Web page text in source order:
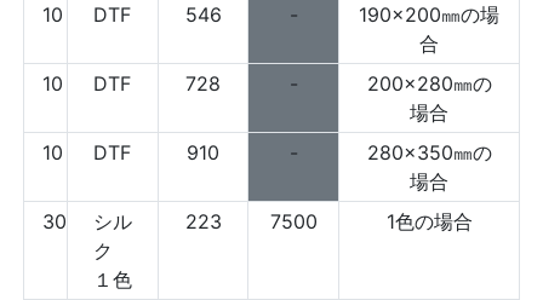
10
DTF 546 -
190×200㎜の場
合
10
DTF 728 -
200×280㎜の
場合
10
DTF 910 -
280×350㎜の
場合
30
シル
ク
１色
223 7500 1色の場合